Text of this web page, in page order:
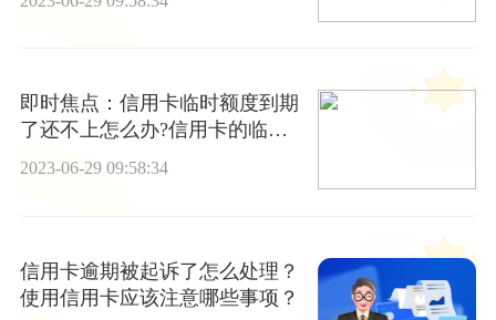
即时焦点：信用卡临时额度到期
了还不上怎么办?信用卡的临时
额度可以分期吗？
2023-06-29 09:58:34
信用卡逾期被起诉了怎么处理？
使用信用卡应该注意哪些事项？